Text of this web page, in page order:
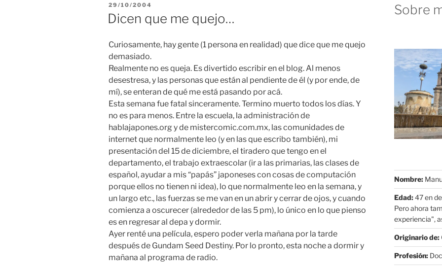
POSTED
ON
29/10/2004
Dicen que me quejo…
Curiosamente, hay gente (1 persona en realidad) que dice que me quejo
demasiado.
Realmente no es queja. Es divertido escribir en el blog. Al menos
desestresa, y las personas que están al pendiente de él (y por ende, de
mí), se enteran de qué me está pasando por acá.
Esta semana fue fatal sinceramente. Termino muerto todos los días. Y
no es para menos. Entre la escuela, la administración de
hablajapones.org y de mistercomic.com.mx, las comunidades de
internet que normalmente leo (y en las que escribo también), mi
presentación del 15 de diciembre, el tiradero que tengo en el
departamento, el trabajo extraescolar (ir a las primarias, las clases de
español, ayudar a mis “papás” japoneses con cosas de computación
porque ellos no tienen ni idea), lo que normalmente leo en la semana, y
un largo etc., las fuerzas se me van en un abrir y cerrar de ojos, y cuando
comienza a oscurecer (alrededor de las 5 pm), lo único en lo que pienso
es en regresar al depa y dormir.
Ayer renté una película, espero poder verla mañana por la tarde
después de Gundam Seed Destiny. Por lo pronto, esta noche a dormir y
mañana al programa de radio.
Sobre
Nombre:
Edad:47 en
Pero ahora
experiencia",
Originario de:
Profesión: